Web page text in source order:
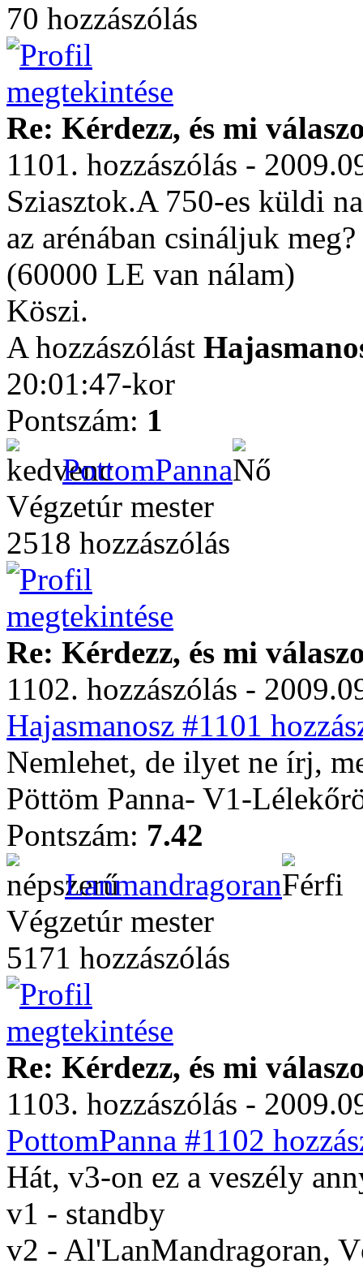
70 hozzászólás
Re: Kérdezz, és mi
1101. hozzászólás -
Sziasztok.A 750-es küldi
az arénában csináljuk meg?
(60000 LE van nálam)
Köszi.
A hozzászólást
20:01:47-kor
Pontszám: 1
PottomPanna
Végzetúr mester
2518 hozzászólás
Re: Kérdezz, és mi
1102. hozzászólás -
Hajasmanosz #1101
Nemlehet, de ilyet ne írj,
Pöttöm Panna- V1-
Pontszám: 7.42
Lanmandragoran
Végzetúr mester
5171 hozzászólás
Re: Kérdezz, és mi
1103. hozzászólás -
PottomPanna #1102
Hát, v3-on ez a veszély
v1 - standby
v2 - Al'LanMandragoran,